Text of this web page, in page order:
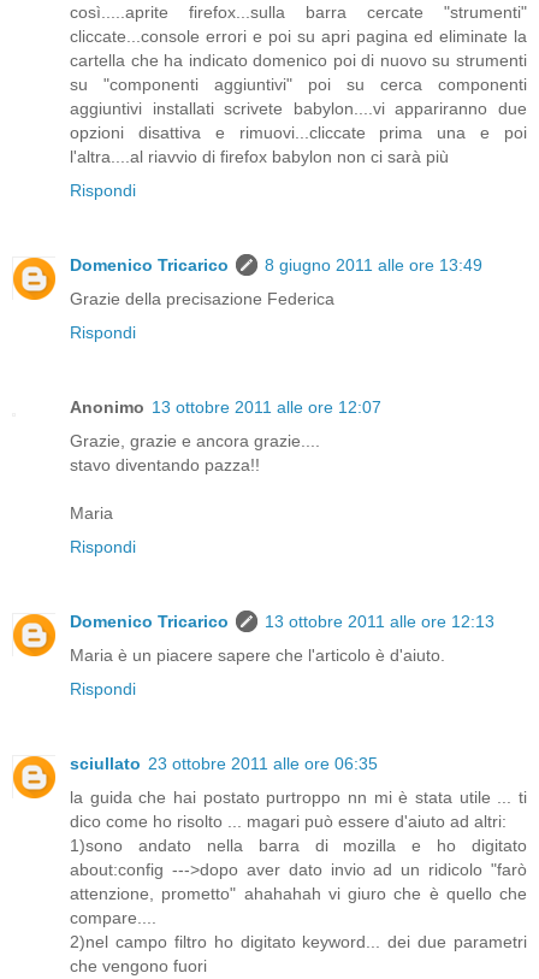
così.....aprite firefox...sulla barra cercate "strumenti"
cliccate...console errori e poi su apri pagina ed eliminate la
cartella che ha indicato domenico poi di nuovo su strumenti
su "componenti aggiuntivi" poi su cerca componenti
aggiuntivi installati scrivete babylon....vi appariranno due
opzioni disattiva e rimuovi...cliccate prima una e poi
l'altra....al riavvio di firefox babylon non ci sarà più
Rispondi
Domenico Tricarico
8 giugno 2011 alle ore 13:49
Grazie della precisazione Federica
Rispondi
Anonimo 13 ottobre 2011 alle ore 12:07
Grazie, grazie e ancora grazie....
stavo diventando pazza!!
Maria
Rispondi
Domenico Tricarico
13 ottobre 2011 alle ore 12:13
Maria è un piacere sapere che l'articolo è d'aiuto.
Rispondi
sciullato 23 ottobre 2011 alle ore 06:35
la guida che hai postato purtroppo nn mi è stata utile ... ti
dico come ho risolto ... magari può essere d'aiuto ad altri:
1)sono andato nella barra di mozilla e ho digitato
about:config --->dopo aver dato invio ad un ridicolo "farò
attenzione, prometto" ahahahah vi giuro che è quello che
compare....
2)nel campo filtro ho digitato keyword... dei due parametri
che vengono fuori